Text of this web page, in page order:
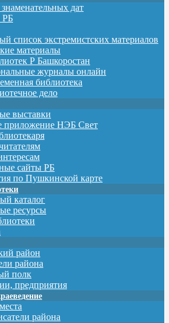
дат
РБ
список экстремистских материалов
материалы
Р Башкоростан
журналы онлайн
библиотека
дело
выставки
приложение НЭБ Свет
сайты РБ
по Пушкинской карте
каталог
ресурсы
район
района
полк
предприятия
района